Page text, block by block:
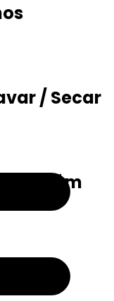
/ Secar
também